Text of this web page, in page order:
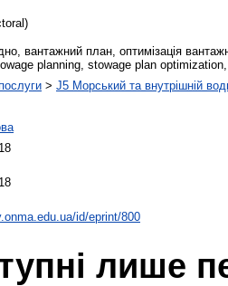
вантажний план, оптимізація
planning, stowage plan
> J5 Морський та внутрішній
id/eprint/800
лише